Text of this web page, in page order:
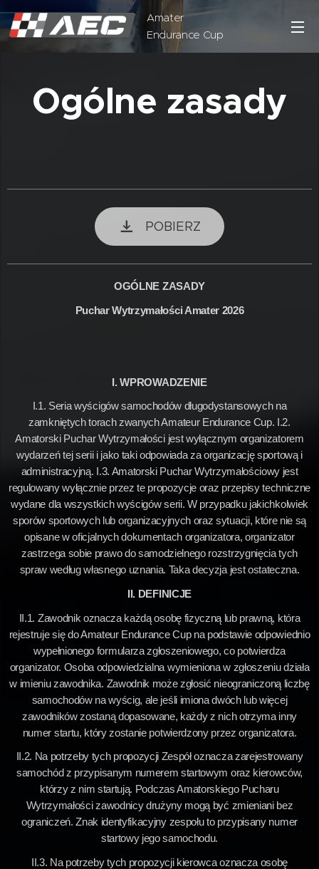
Amater
Endurance Cup
Ogólne zasady
POBIERZ
OGÓLNE ZASADY
Puchar Wytrzymałości Amater 2026
I. WPROWADZENIE
I.1. Seria wyścigów samochodów długodystansowych na
zamkniętych torach zwanych Amateur Endurance Cup. I.2.
Amatorski Puchar Wytrzymałości jest wyłącznym organizatorem
wydarzeń tej serii i jako taki odpowiada za organizację sportową i
administracyjną. I.3. Amatorski Puchar Wytrzymałościowy jest
regulowany wyłącznie przez te propozycje oraz przepisy techniczne
wydane dla wszystkich wyścigów serii. W przypadku jakichkolwiek
sporów sportowych lub organizacyjnych oraz sytuacji, które nie są
opisane w oficjalnych dokumentach organizatora, organizator
zastrzega sobie prawo do samodzielnego rozstrzygnięcia tych
spraw według własnego uznania. Taka decyzja jest ostateczna.
II. DEFINICJE
II.1. Zawodnik oznacza każdą osobę fizyczną lub prawną, która
rejestruje się do Amateur Endurance Cup na podstawie odpowiednio
wypełnionego formularza zgłoszeniowego, co potwierdza
organizator. Osoba odpowiedzialna wymieniona w zgłoszeniu działa
w imieniu zawodnika. Zawodnik może zgłosić nieograniczoną liczbę
samochodów na wyścig, ale jeśli imiona dwóch lub więcej
zawodników zostaną dopasowane, każdy z nich otrzyma inny
numer startu, który zostanie potwierdzony przez organizatora.
II.2. Na potrzeby tych propozycji Zespół oznacza zarejestrowany
samochód z przypisanym numerem startowym oraz kierowców,
którzy z nim startują. Podczas Amatorskiego Pucharu
Wytrzymałości zawodnicy drużyny mogą być zmieniani bez
ograniczeń. Znak identyfikacyjny zespołu to przypisany numer
startowy jego samochodu.
II.3. Na potrzeby tych propozycji kierowca oznacza osobę